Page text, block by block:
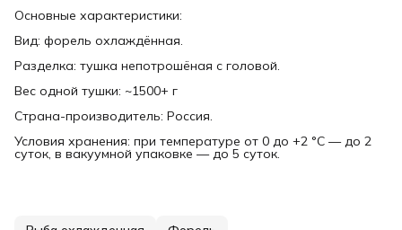
Основные характеристики:
Вид: форель охлаждённая.
Разделка: тушка непотрошёная с головой.
Вес одной тушки: ~1500+ г
Страна-производитель: Россия.
Условия хранения: при температуре от 0 до +2 °C — до 2
суток, в вакуумной упаковке — до 5 суток.